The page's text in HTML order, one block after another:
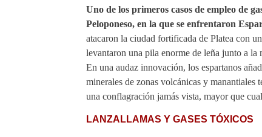
Uno de los primeros casos de empleo de
Peloponeso, en la que se enfrentaron
atacaron la ciudad fortificada de Platea con
levantaron una pila enorme de leña junto a la
En una audaz innovación, los espartanos
minerales de zonas volcánicas y
una conflagración jamás vista, mayor que
LANZALLAMAS Y GASES TÓXICOS